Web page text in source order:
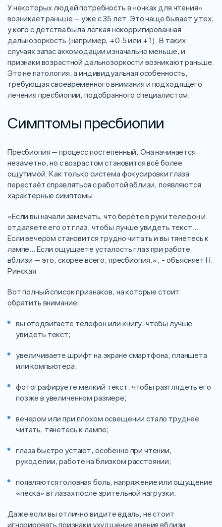
У некоторых людей потребность в «очках для чтения»
возникает раньше — уже с 35 лет. Это чаще бывает у тех,
у кого с детства была лёгкая некорригированная
дальнозоркость (например, +0.5 или +1). В таких
случаях запас аккомодации изначально меньше, и
признаки возрастной дальнозоркости возникают раньше.
Это не патология, а индивидуальная особенность,
требующая своевременного внимания и подходящего
лечения пресбиопии, подобранного специалистом.
Симптомы пресбиопии
Пресбиопия — процесс постепенный. Она начинается
незаметно, но с возрастом становится всё более
ощутимой. Как только система фокусировки глаза
перестаёт справляться с работой вблизи, появляются
характерные симптомы.
«Если вы начали замечать, что берёте в руки телефон и
отдаляете его от глаз, чтобы лучше увидеть текст…
Если вечером становится трудно читать и вы тянетесь к
лампе… Если ощущаете усталость глаз при работе
вблизи — это, скорее всего, пресбиопия.», - объясняет Н.
Ринская
Вот полный список признаков, на которые стоит
обратить внимание:
вы отодвигаете телефон или книгу, чтобы лучше
увидеть текст;
увеличиваете шрифт на экране смартфона, планшета
или компьютера;
фотографируете мелкий текст, чтобы разглядеть его
позже в увеличенном размере;
вечером или при плохом освещении стало труднее
читать, тянетесь к лампе;
глаза быстро устают, особенно при чтении,
рукоделии, работе на близком расстоянии;
появляются головная боль, напряжение или ощущение
«песка» в глазах после зрительной нагрузки.
Даже если вы отлично видите вдаль, не стоит
игнорировать признаки ухудшения зрения вблизи.